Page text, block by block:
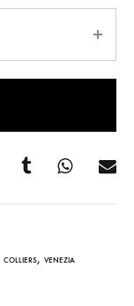
COLLIERS, VENEZIA